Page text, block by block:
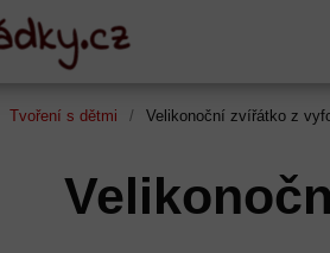
Tvoření s dětmi Velikonoční zvířátko z